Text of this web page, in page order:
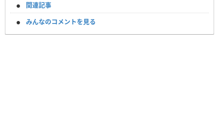
関連記事
みんなのコメントを見る